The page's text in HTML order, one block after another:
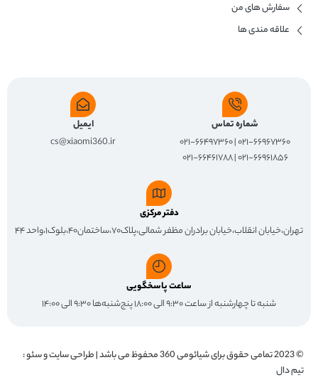
سفارش های من
علاقه مندی ها
شماره تماس
۰۲۱-۶۶۹۶۷۳۶۰ | ۰۲۱-۶۶۴۹۷۳۶۰
۰۲۱-۶۶۹۶۱۸۵۶ | ۰۲۱-۶۶۴۶۱۷۸۸
ایمیل
cs@xiaomi360.ir
دفتر مرکزی
تهران،خیابان انقلاب،خیابان برادران مظفر شمالی،پلاک۷۰،ساختمان۴۰،بلوک۱،واحد ۴۴
ساعت پاسخگویی
شنبه تا چهارشنبه از ساعت ۹:۳۰ الی ۱۸:۰۰ پنج‌شنبه‌ها ۹:۳۰ الی ۱۴:۰۰
© 2023 تمامی حقوق برای شیائومی 360
محفوظ می باشد | طراحی سایت و سئو :
تیم دال